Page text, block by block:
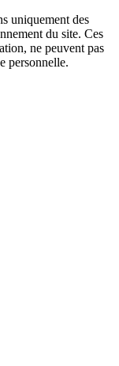
uniquement des
du site. Ces
ne peuvent pas
personnelle.